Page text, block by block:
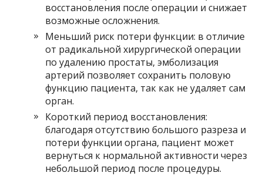
восстановления после операции и снижает
возможные осложнения.
Меньший риск потери функции: в отличие
от радикальной хирургической операции
по удалению простаты, эмболизация
артерий позволяет сохранить половую
функцию пациента, так как не удаляет сам
орган.
Короткий период восстановления:
благодаря отсутствию большого разреза и
потери функции органа, пациент может
вернуться к нормальной активности через
небольшой период после процедуры.